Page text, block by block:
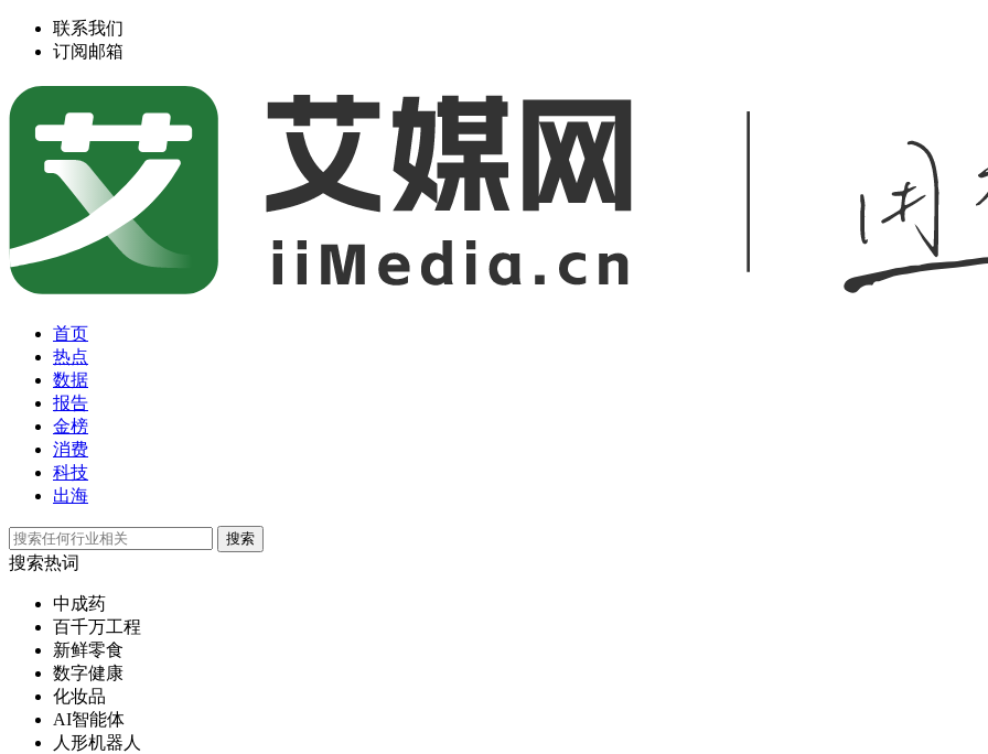
联系我们
订阅邮箱
首页
热点
数据
报告
金榜
消费
科技
出海
搜索
搜索热词
中成药
百千万工程
新鲜零食
数字健康
化妆品
AI智能体
人形机器人